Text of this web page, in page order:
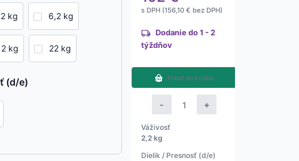
kg 6,2 kg
kg 22 kg
(d/e)
s DPH (156,10 € bez DPH)
Dodanie do 1 - 2
týždňov
-
množstvo
Laboratórna
váha
Navigator
NVT
+
Pridať do košíka
Váživosť
2,2 kg
Dielik / Presnosť (d/e)